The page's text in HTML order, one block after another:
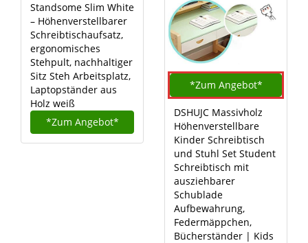
Standsome Slim White
– Höhenverstellbarer
Schreibtischaufsatz,
ergonomisches
Stehpult, nachhaltiger
Sitz Steh Arbeitsplatz,
Laptopständer aus
Holz weiß
*Zum Angebot*
*Zum Angebot*
DSHUJC Massivholz
Höhenverstellbare
Kinder Schreibtisch
und Stuhl Set Student
Schreibtisch mit
ausziehbarer
Schublade
Aufbewahrung,
Federmäppchen,
Bücherständer | Kids